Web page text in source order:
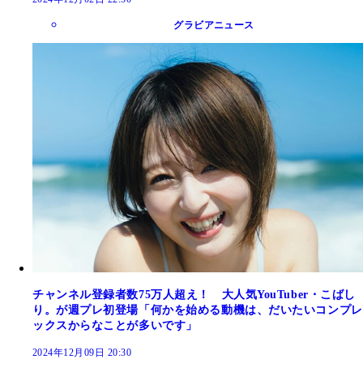
グラビアニュース
チャンネル登録者数75万人超え！ 大人気YouTuber・こばし
り。が週プレ初登場「何かを始める動機は、だいたいコンプレ
ックスからなことが多いです」
2024年12月09日 20:30